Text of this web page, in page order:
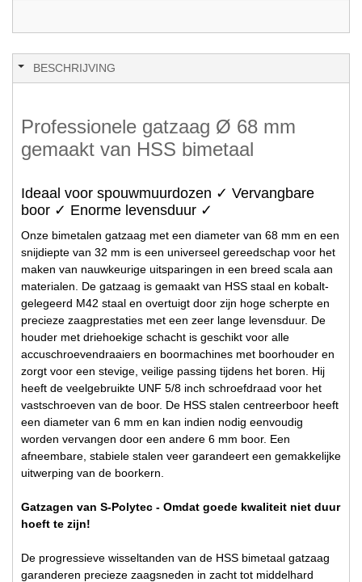
BESCHRIJVING
Professionele gatzaag Ø 68 mm
gemaakt van HSS bimetaal
Ideaal voor spouwmuurdozen ✓ Vervangbare
boor ✓ Enorme levensduur ✓
Onze bimetalen gatzaag met een diameter van 68 mm en een
snijdiepte van 32 mm is een universeel gereedschap voor het
maken van nauwkeurige uitsparingen in een breed scala aan
materialen. De gatzaag is gemaakt van HSS staal en kobalt-
gelegeerd M42 staal en overtuigt door zijn hoge scherpte en
precieze zaagprestaties met een zeer lange levensduur. De
houder met driehoekige schacht is geschikt voor alle
accuschroevendraaiers en boormachines met boorhouder en
zorgt voor een stevige, veilige passing tijdens het boren. Hij
heeft de veelgebruikte UNF 5/8 inch schroefdraad voor het
vastschroeven van de boor. De HSS stalen centreerboor heeft
een diameter van 6 mm en kan indien nodig eenvoudig
worden vervangen door een andere 6 mm boor. Een
afneembare, stabiele stalen veer garandeert een gemakkelijke
uitwerping van de boorkern.
Gatzagen van S-Polytec - Omdat goede kwaliteit niet duur
hoeft te zijn!
De progressieve wisseltanden van de HSS bimetaal gatzaag
garanderen precieze zaagsneden in zacht tot middelhard